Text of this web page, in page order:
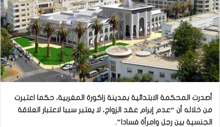
أصدرت المحكمة الابتدائية بمدينة زاكورة المغربية، حكما اعتبرت
من خلاله أن “عدم إبرام عقد الزواج، لا يعتبر سببا لاعتبار العلاقة
الجنسية بين رجل وامرأة فسادا”.